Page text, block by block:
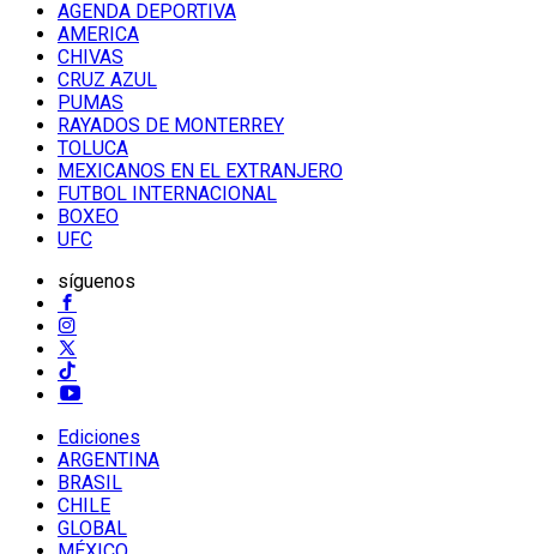
AGENDA DEPORTIVA
AMERICA
CHIVAS
CRUZ AZUL
PUMAS
RAYADOS DE MONTERREY
TOLUCA
MEXICANOS EN EL EXTRANJERO
FUTBOL INTERNACIONAL
BOXEO
UFC
síguenos
Ediciones
ARGENTINA
BRASIL
CHILE
GLOBAL